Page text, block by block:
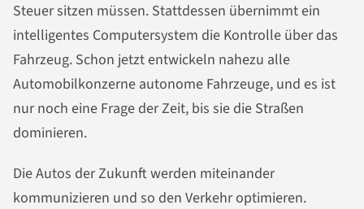
Steuer sitzen müssen. Stattdessen übernimmt ein
intelligentes Computersystem die Kontrolle über das
Fahrzeug. Schon jetzt entwickeln nahezu alle
Automobilkonzerne autonome Fahrzeuge, und es ist
nur noch eine Frage der Zeit, bis sie die Straßen
dominieren.
Die Autos der Zukunft werden miteinander
kommunizieren und so den Verkehr optimieren.